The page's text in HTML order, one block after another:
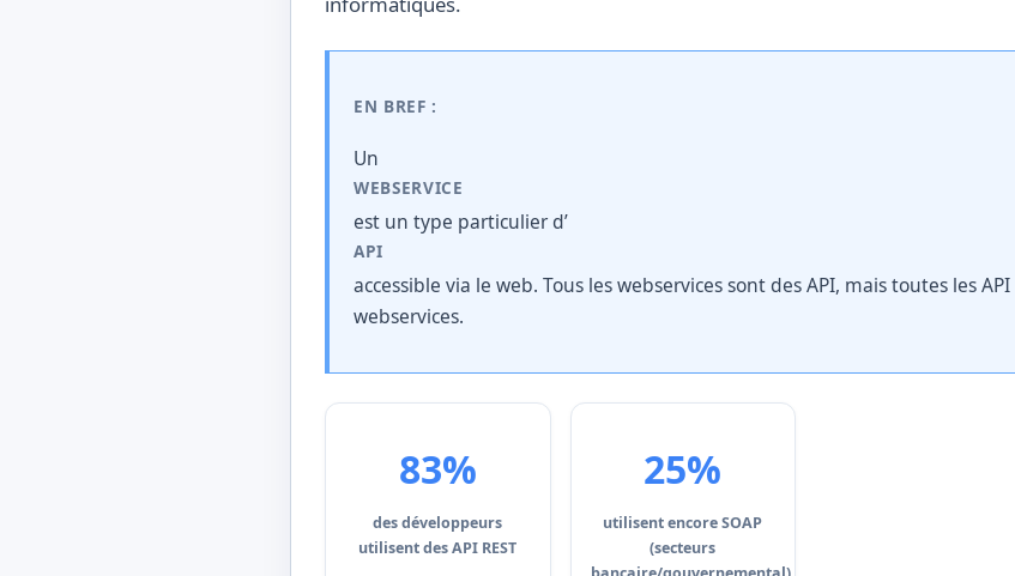
EN BREF :
Un
WEBSERVICE
est un type particulier d’
API
accessible via le web. Tous les webservices sont des API, mais toutes les
webservices.
83%
des développeurs
utilisent des API REST
25%
utilisent encore SOAP
(secteurs